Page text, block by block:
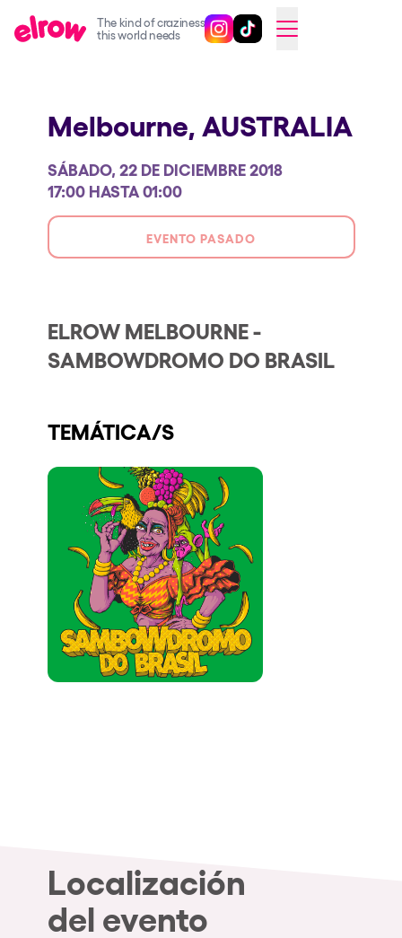
The kind of craziness
this world needs
Sigue @elrowofficial en
Sigue @elrowofficial en
SWITCH TO ENGLISH
elrow Ibiza x [UNVRS] 2026
elrow Town 2026
Snowrow Festival 2026
elrow Island 2026
elrow Shop
Our Creative World
Music
Quienes somos
¿Quieres trabajar con nosotros?
elrow News
Síguenos en tiktok
Síguenos en facebook
Síguenos en instagram
Síguenos en twitter
Síguenos en linkedin
Síguenos en youtube
Política de Privacidad
Política de Cookies
Política de Sostenibilidad
Melbourne, AUSTRALIA
SÁBADO, 22 DE DICIEMBRE 2018
17:00 HASTA 01:00
EVENTO PASADO
ELROW MELBOURNE -
SAMBOWDROMO DO BRASIL
TEMÁTICA/S
Localización
del evento